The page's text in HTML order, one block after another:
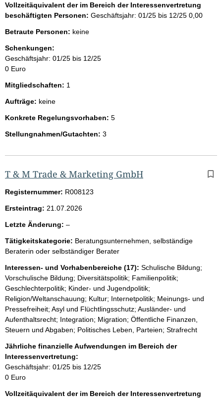
Vollzeitäquivalent der im Bereich der Interessenvertretung
beschäftigten Personen: Geschäftsjahr: 01/25 bis 12/25 0,00
Betraute Personen: keine
Schenkungen:
Geschäftsjahr: 01/25 bis 12/25
0 Euro
Mitgliedschaften: 1
Aufträge: keine
Konkrete Regelungsvorhaben: 5
Stellungnahmen/Gutachten: 3
T & M Trade & Marketing GmbH
Registernummer: R008123
Ersteintrag: 21.07.2026
Letzte Änderung: –l
e
r
Tätigkeitskategorie: Beratungsunternehmen, selbständige
Beraterin oder selbständiger Berater
Interessen- und Vorhabenbereiche (17): Schulische Bildung;
Vorschulische Bildung; Diversitätspolitik; Familienpolitik;
Geschlechterpolitik; Kinder- und Jugendpolitik;
Religion/Weltanschauung; Kultur; Internetpolitik; Meinungs- und
Pressefreiheit; Asyl und Flüchtlingsschutz; Ausländer- und
Aufenthaltsrecht; Integration; Migration; Öffentliche Finanzen,
Steuern und Abgaben; Politisches Leben, Parteien; Strafrecht
Jährliche finanzielle Aufwendungen im Bereich der
Interessenvertretung:
Geschäftsjahr: 01/25 bis 12/25
0 Euro
Vollzeitäquivalent der im Bereich der Interessenvertretung